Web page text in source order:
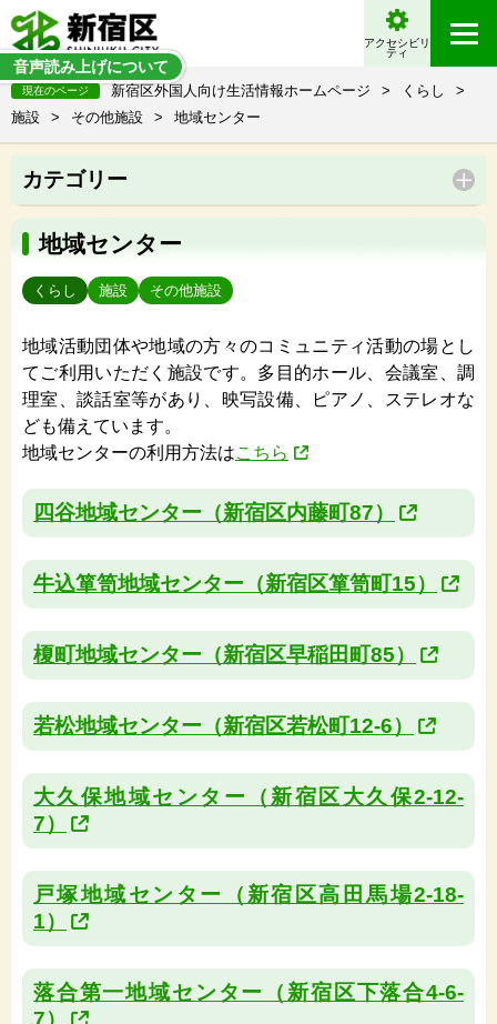
音声読み上げについて
アクセシビリ
ティ
現在のページ 新宿区外国人向け生活情報ホームページ > くらし
>
施設
> その他施設 > 地域センター
カテゴリー
地域センター
くらし 施設 その他施設
地域活動団体や地域の方々のコミュニティ活動の場とし
てご利用いただく施設です。多目的ホール、会議室、調
理室、談話室等があり、映写設備、ピアノ、ステレオな
ども備えています。
地域センターの利用方法はこちら
四谷地域センター（新宿区内藤町87）
牛込箪笥地域センター（新宿区箪笥町15）
榎町地域センター（新宿区早稲田町85）
若松地域センター（新宿区若松町12-6）
大久保地域センター（新宿区大久保2-12-
7）
戸塚地域センター（新宿区高田馬場2-18-
1）
落合第一地域センター（新宿区下落合4-6-
7）